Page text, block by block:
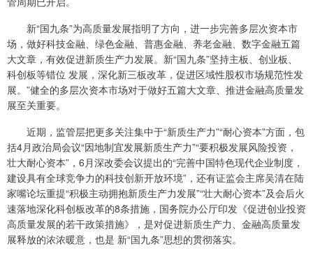
新“国九条”为高质量发展指明了方向，进一步完善多层次资本市
场，做好科技金融、绿色金融、普惠金融、养老金融、数字金融五篇
大文章，有效促进新质生产力发展。新“国九条”坚持主板、创业板、
科创板等错位 发展，深化新三板改革，促进区域性股权市场规范性发
展。”健全的多层次资本市场对于做好五篇大文章、推进金融高质量发
展至关重要。
近期，监管层把更多关注集中于“新质生产力”“耐心资本”方面，包
括4月政治局会议“因地制宜发展新质生产力”“要积极发展风险投资，
壮大耐心资本”，6月深改委会议提出的“完善中国特色现代企业制度，
建设具有全球竞争力的科技创新开放环境”，还有证监会主席吴清在陆
家嘴论坛重提“积极主动拥抱新质生产力发展”“壮大耐心资本”及会后火
速落地深化科创板改革的8条措施，国务院办公厅印发《促进创业投资
高质量发展的若干政策措施》，是对促进新质生产力、金融高质量发
展释放的浓浓暖意，也是 新“国九条”思想的贯彻落实。